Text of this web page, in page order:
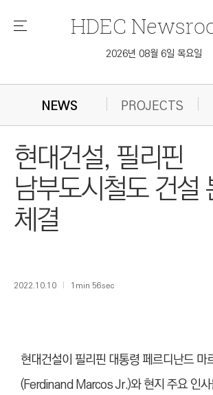
메
HDEC
2026년 08월 6일 목요일
NEWS PROJECTS
현대건설, 필리핀
남부도시철도 건설
체결
2022.10.10 1min 56sec
현대건설이 필리핀 대통령 페르디난드 마
(Ferdinand Marcos Jr.)와 현지 주요 인